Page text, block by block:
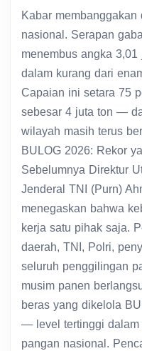
Kabar
nasional. Serapan
menembus angka
dalam kurang dari
Capaian ini setara 75
sebesar 4 juta ton —
wilayah masih terus
BULOG 2026: Rekor
Sebelumnya Direktur
Jenderal TNI (Purn)
menegaskan bahwa
kerja satu pihak saja.
daerah, TNI, Polri,
seluruh penggilingan
musim panen
beras yang dikelola
— level tertinggi dalam
pangan nasional.